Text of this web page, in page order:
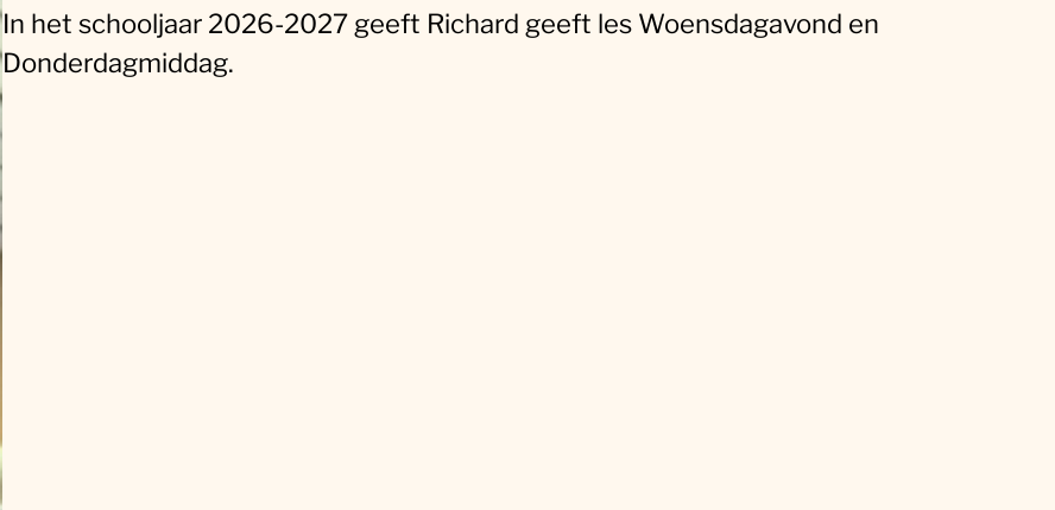
In het schooljaar 2026-2027 geeft Richard geeft les Woensdagavond en
Donderdagmiddag.